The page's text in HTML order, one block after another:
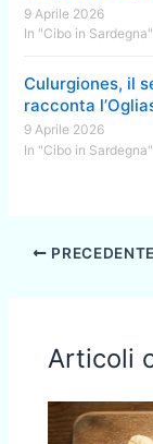
9 Aprile 2026
In "Cibo in Sardegna"
Culurgiones, il
racconta
9 Aprile 2026
In "Cibo in Sardegna"
PRECEDENTE
Articoli